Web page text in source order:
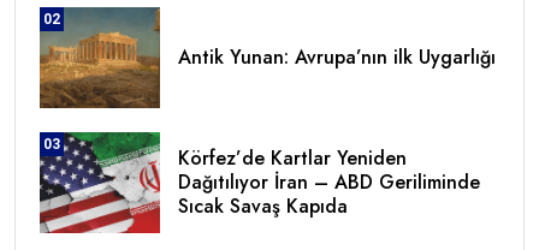
02
Antik Yunan: Avrupa’nın ilk Uygarlığı
03
Körfez’de Kartlar Yeniden
Dağıtılıyor İran – ABD Geriliminde
Sıcak Savaş Kapıda